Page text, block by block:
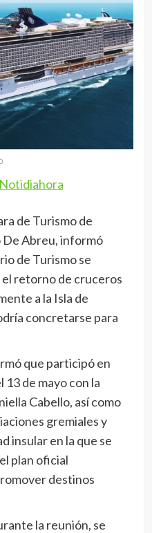
de Turismo de
Abreu, informó
de Turismo se
retorno de cruceros
a la Isla de
concretarse para
que participó en
de mayo con la
Cabello, así como
gremiales y
insular en la que se
plan oficial
destinos
la reunión, se